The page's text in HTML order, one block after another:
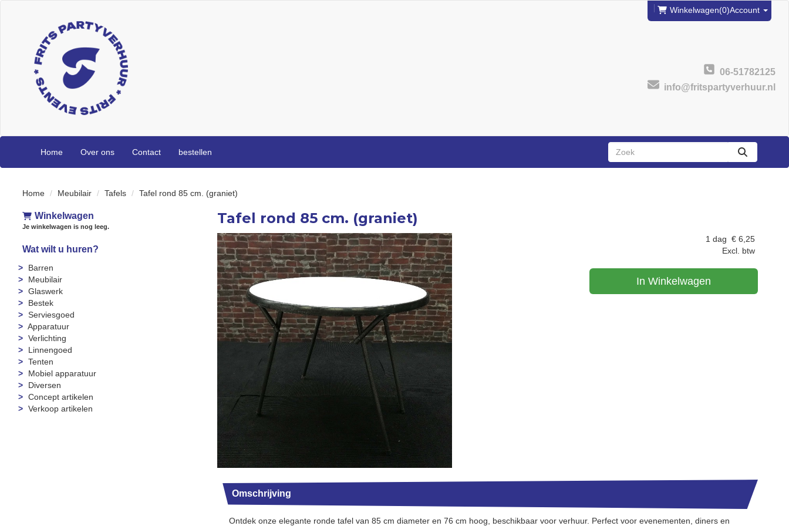
Winkelwagen(0)Account
06-51782125
info@fritspartyverhuur.nl
Home Over ons Contact bestellen
zoeken
Home Meubilair Tafels Tafel rond 85 cm. (graniet)
Winkelwagen
Je winkelwagen is nog leeg.
Wat wilt u huren?
Barren
Meubilair
Glaswerk
Bestek
Serviesgoed
Apparatuur
Verlichting
Linnengoed
Tenten
Mobiel apparatuur
Diversen
Concept artikelen
Verkoop artikelen
Tafel rond 85 cm. (graniet)
1 dag € 6,25
Excl. btw
In Winkelwagen
Omschrijving
Ontdek onze elegante ronde tafel van 85 cm diameter en 76 cm hoog, beschikbaar voor verhuur. Perfect voor evenementen, diners en